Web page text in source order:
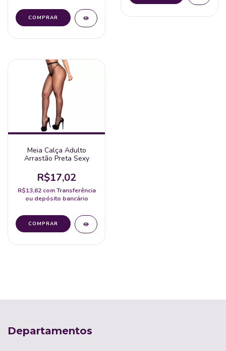
Meia Calça Adulto
Arrastão Preta Sexy
R$17,02
R$13,62 com Transferência
ou depósito bancário
Departamentos